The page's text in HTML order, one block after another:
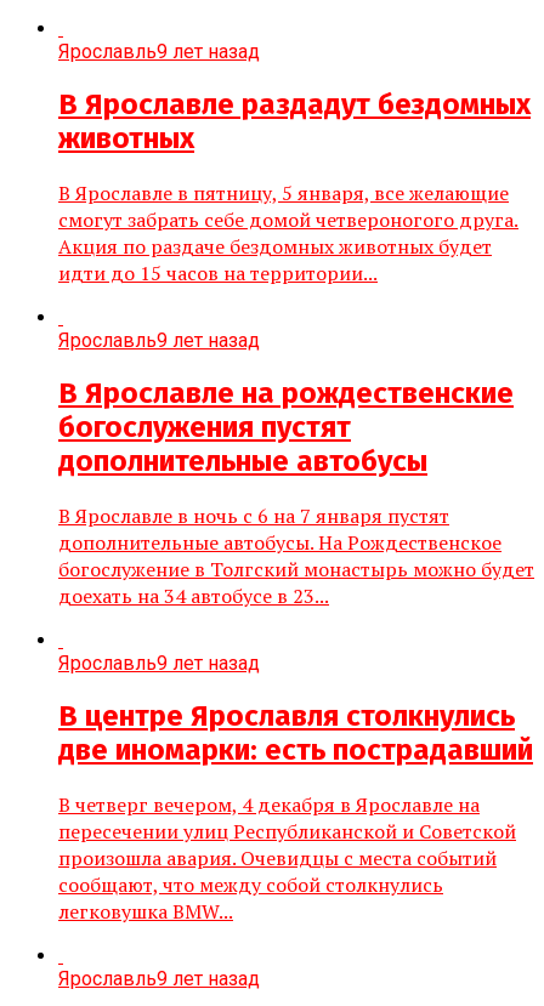
Ярославль9 лет назад
В Ярославле раздадут бездомных
животных
В Ярославле в пятницу, 5 января, все желающие
смогут забрать себе домой четвероногого друга.
Акция по раздаче бездомных животных будет
идти до 15 часов на территории...
Ярославль9 лет назад
В Ярославле на рождественские
богослужения пустят
дополнительные автобусы
В Ярославле в ночь с 6 на 7 января пустят
дополнительные автобусы. На Рождественское
богослужение в Толгский монастырь можно будет
доехать на 34 автобусе в 23...
Ярославль9 лет назад
В центре Ярославля столкнулись
две иномарки: есть пострадавший
В четверг вечером, 4 декабря в Ярославле на
пересечении улиц Республиканской и Советской
произошла авария. Очевидцы с места событий
сообщают, что между собой столкнулись
легковушка BMW...
Ярославль9 лет назад